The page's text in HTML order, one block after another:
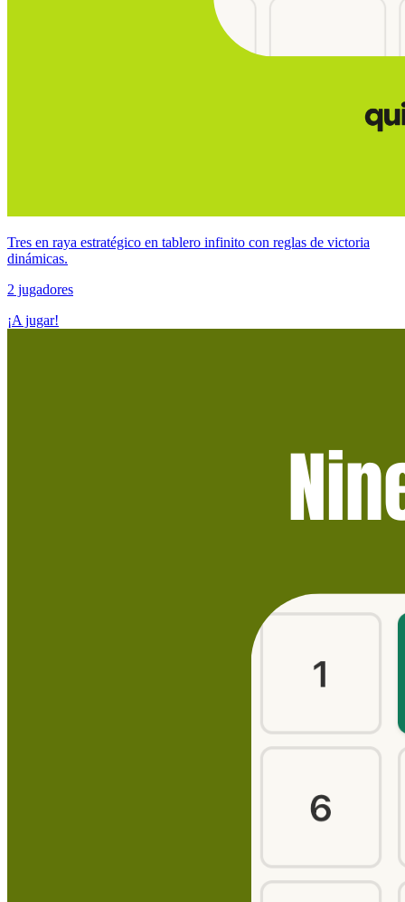
Tres en raya estratégico en tablero infinito con reglas de victoria
dinámicas.
2 jugadores
¡A jugar!